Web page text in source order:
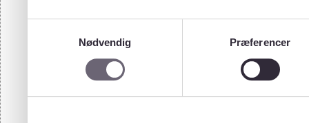
Nødvendig
Præferencer
97